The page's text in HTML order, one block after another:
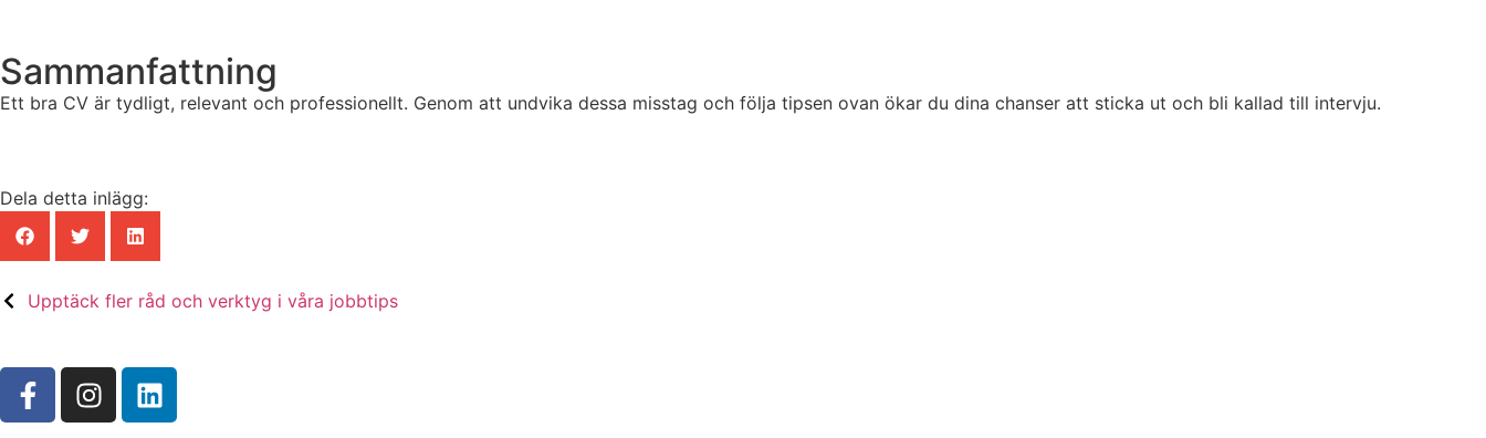
Sammanfattning
Ett bra CV är tydligt, relevant och professionellt. Genom att undvika dessa misstag och följa tipsen ovan ökar du dina chanser att sticka ut och bli kallad till intervju.
Dela detta inlägg:
Upptäck fler råd och verktyg i våra jobbtips